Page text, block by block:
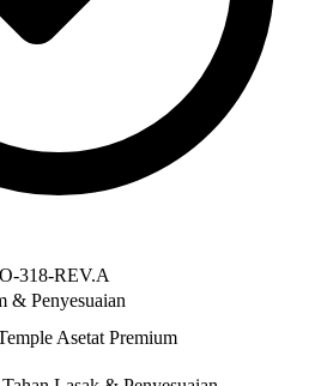
318-REV.A
& Penyesuaian
Asetat Premium